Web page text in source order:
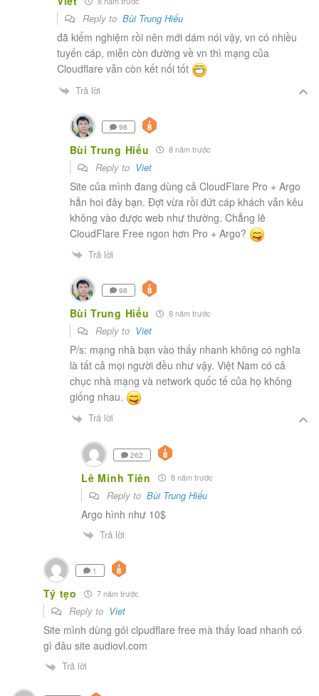
Reply to Bùi Trung Hiếu
đã kiểm nghiệm rồi nên mới dám nói vậy, vn có nhiều
tuyến cáp, miễn còn đường về vn thì mạng của
Cloudflare vẫn còn kết nối tốt
Trả lời
98
Bùi Trung Hiếu 8 năm trước
Reply to Viet
Site của mình đang dùng cả CloudFlare Pro + Argo
hẳn hoi đây bạn. Đợt vừa rồi đứt cáp khách vẫn kêu
không vào được web như thường. Chẳng lẽ
CloudFlare Free ngon hơn Pro + Argo?
Trả lời
98
Bùi Trung Hiếu 8 năm trước
Reply to Viet
P/s: mạng nhà bạn vào thấy nhanh không có nghĩa
là tất cả mọi người đều như vậy. Việt Nam có cả
chục nhà mạng và network quốc tế của họ không
giống nhau.
Trả lời
262
Lê Minh Tiên 8 năm trước
Reply toBùi Trung Hiếu
Argo hình như 10$
Trả lời
1
Tý tẹo 7 năm trước
Reply to Viet
Site mình dùng gói clpudflare free mà thấy load nhanh có
gì đâu site audiovl.com
Trả lời